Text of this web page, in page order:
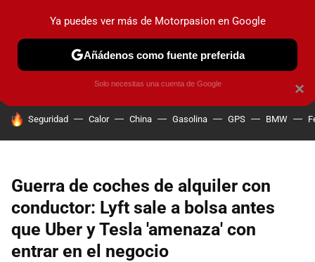
PRUEBAS COCHES ELÉCTRICOS OBSERVATORIO
HOY SE HABLA DE
Seguridad Calor China Gasolina GPS BMW
Guerra de coches de alquiler con
conductor: Lyft sale a bolsa antes
que Uber y Tesla 'amenaza' con
entrar en el negocio
×
Ya puedes ver más de Motorpasion en Google
Añádenos como fuente preferida
Solo necesitas una cuenta de Google